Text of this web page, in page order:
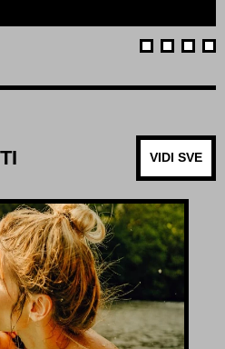
VIDI SVE